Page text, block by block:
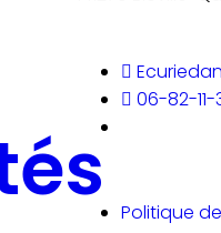
06-82-11-
Politique